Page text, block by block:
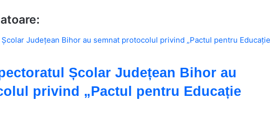
Școlar Județean Bihor au
privind „Pactul pentru Educație